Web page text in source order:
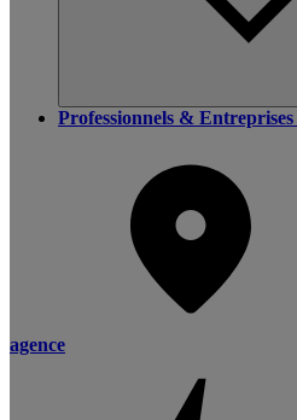
Professionnels & Entreprises
agence